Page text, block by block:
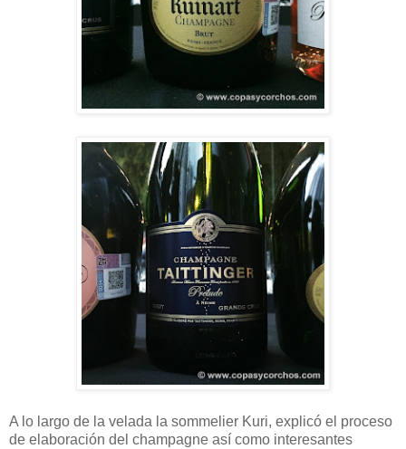
A lo largo de la velada la sommelier Kuri, explicó el proceso
de elaboración del champagne así como interesantes